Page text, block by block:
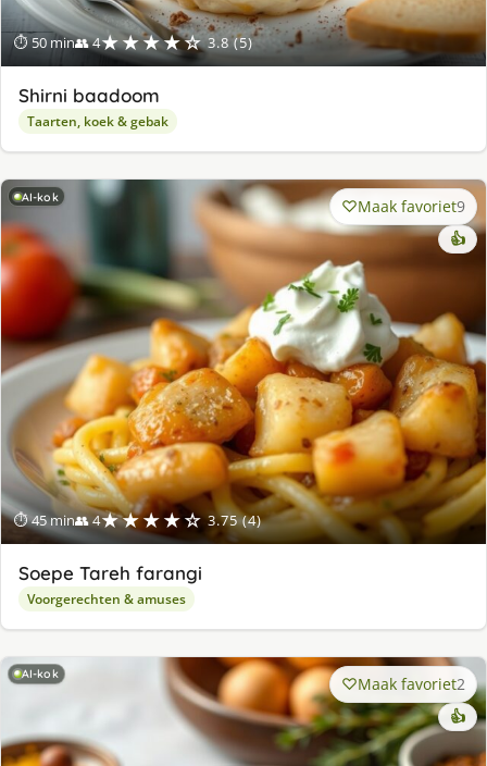
⏱ 50 min👥 4★★★★☆ 3.8 (5)
Shirni baadoom
Taarten, koek & gebak
AI-kok
⏱ 45 min👥 4★★★★☆ 3.75 (4)
Maak favoriet9
👍
Soepe Tareh farangi
Voorgerechten & amuses
AI-kok Maak favoriet2
👍